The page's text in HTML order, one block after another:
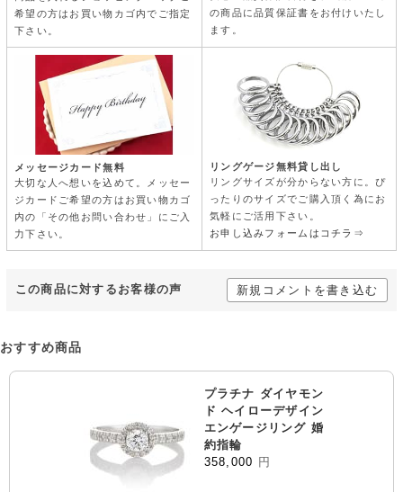
希望の方はお買い物カゴ内でご指定
下さい。
の商品に品質保証書をお付けいたし
ます。
メッセージカード無料
大切な人へ想いを込めて。メッセー
ジカードご希望の方はお買い物カゴ
内の「その他お問い合わせ」にご入
力下さい。
リングゲージ無料貸し出し
リングサイズが分からない方に。ぴ
ったりのサイズでご購入頂く為にお
気軽にご活用下さい。
お申し込みフォームはコチラ⇒
この商品に対するお客様の声 新規コメントを書き込む
おすすめ商品
プラチナ ダイヤモン
ド ヘイローデザイン
エンゲージリング 婚
約指輪
358,000 円